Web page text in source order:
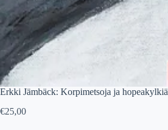
Erkki Jämbäck: Korpimetsoja ja hopeakylkiä
€25,00